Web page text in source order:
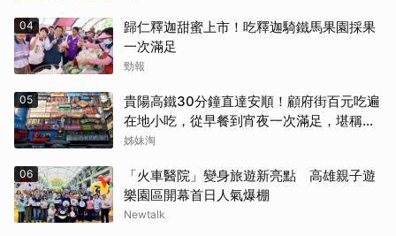
04
歸仁釋迦甜蜜上市！吃釋迦騎鐵馬果園採果
一次滿足
勁報
05
貴陽高鐵30分鐘直達安順！顧府街百元吃遍
在地小吃，從早餐到宵夜一次滿足，堪稱貴
州「小吃王國」
姊妹淘
06
「火車醫院」變身旅遊新亮點 高雄親子遊
樂園區開幕首日人氣爆棚
Newtalk